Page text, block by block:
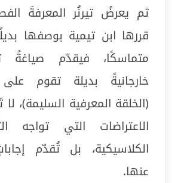
ثم يعرضُ تيرنُر المعرفةَ
قررها ابن تيمية بوصفها
متماسكًا، فيقدّم صياغةً
خارجانيةً بديلة تقوم
(الخلقة المعرفية السليمة)، لا
الاعتراضات التي تواجه
الكلاسيكية، بل تُقدّم
عنها.